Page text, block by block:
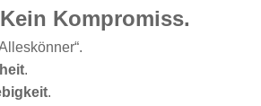
Kompromiss.
.
.